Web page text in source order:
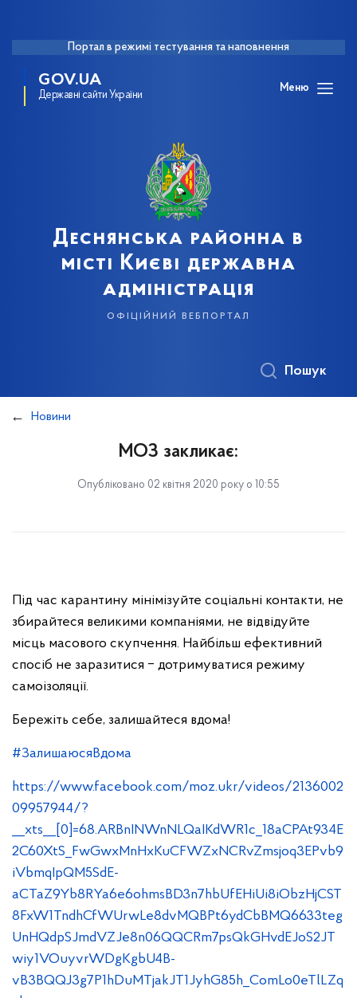
Портал в режимі тестування та наповнення
GOV.UA
Державні сайти України
Меню
Деснянська районна в
місті Києві державна
адміністрація
офіційний вебпортал
Пошук
Новини
МОЗ закликає:
Опубліковано 02 квітня 2020 року о 10:55
Під час карантину мінімізуйте соціальні контакти, не
збирайтеся великими компаніями, не відвідуйте
місць масового скупчення. Найбільш ефективний
спосіб не заразитися ‒ дотримуватися режиму
самоізоляції.
Бережіть себе, залишайтеся вдома!
#ЗалишаюсяВдома
https://www.facebook.com/moz.ukr/videos/2136002
09957944/?
__xts__[0]=68.ARBnINWnNLQaIKdWR1c_18aCPAt934E
2C60XtS_FwGwxMnHxKuCFWZxNCRvZmsjoq3EPvb9
iVbmqIpQM5SdE-
aCTaZ9Yb8RYa6e6ohmsBD3n7hbUfEHiUi8iObzHjCST
8FxW1TndhCfWUrwLe8dvMQBPt6ydCbBMQ6633teg
UnHQdpSJmdVZJe8n06QQCRm7psQkGHvdEJoS2JT
wiy1VOuyvrWDgKgbU4B-
vB3BQQJ3g7P1hDuMTjakJT1JyhG85h_ComLo0eTlLZq